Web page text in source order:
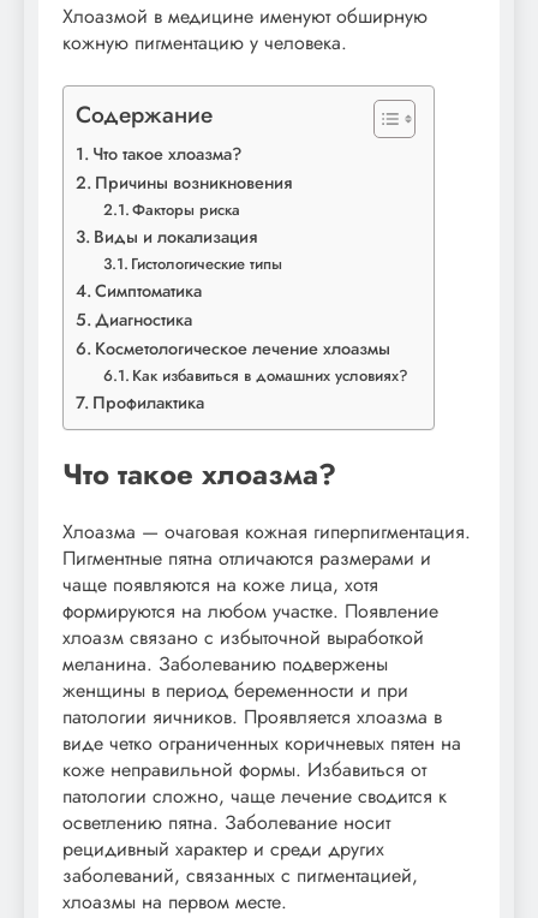
Хлоазмой в медицине именуют обширную
кожную пигментацию у человека.
Содержание
Что такое хлоазма?
Причины возникновения
Факторы риска
Виды и локализация
Гистологические типы
Симптоматика
Диагностика
Косметологическое лечение хлоазмы
Как избавиться в домашних условиях?
Профилактика
Что такое хлоазма?
Хлоазма — очаговая кожная гиперпигментация.
Пигментные пятна отличаются размерами и
чаще появляются на коже лица, хотя
формируются на любом участке. Появление
хлоазм связано с избыточной выработкой
меланина. Заболеванию подвержены
женщины в период беременности и при
патологии яичников. Проявляется хлоазма в
виде четко ограниченных коричневых пятен на
коже неправильной формы. Избавиться от
патологии сложно, чаще лечение сводится к
осветлению пятна. Заболевание носит
рецидивный характер и среди других
заболеваний, связанных с пигментацией,
хлоазмы на первом месте.